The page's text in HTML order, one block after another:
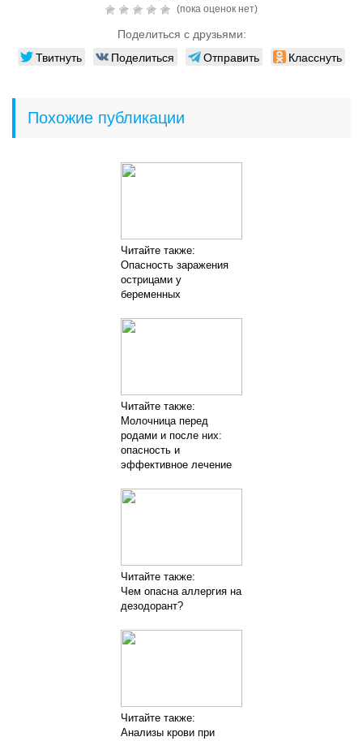
(пока оценок нет)
Поделиться с друзьями:
Твитнуть Поделиться Отправить Класснуть
Похожие публикации
Читайте также:
Опасность заражения
острицами у
беременных
Читайте также:
Молочница перед
родами и после них:
опасность и
эффективное лечение
Читайте также:
Чем опасна аллергия на
дезодорант?
Читайте также:
Анализы крови при